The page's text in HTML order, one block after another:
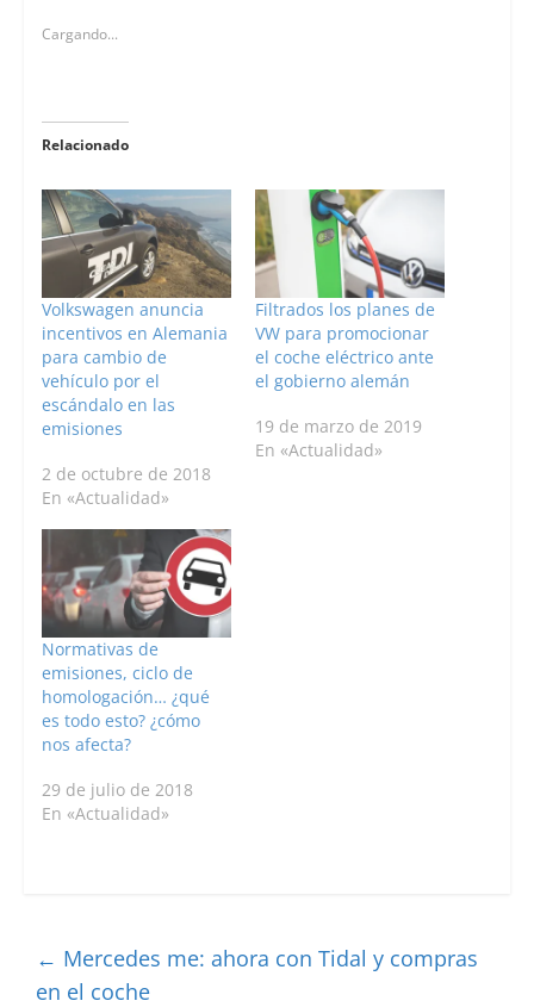
Cargando...
Relacionado
Volkswagen anuncia
incentivos en Alemania
para cambio de
vehículo por el
escándalo en las
emisiones
2 de octubre de 2018
En «Actualidad»
Filtrados los planes de
VW para promocionar
el coche eléctrico ante
el gobierno alemán
19 de marzo de 2019
En «Actualidad»
Normativas de
emisiones, ciclo de
homologación… ¿qué
es todo esto? ¿cómo
nos afecta?
29 de julio de 2018
En «Actualidad»
← Mercedes me: ahora con Tidal y compras
en el coche